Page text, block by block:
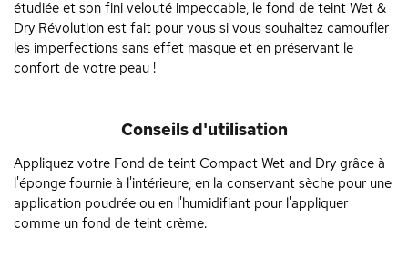
étudiée et son fini velouté impeccable, le fond de teint Wet &
Dry Révolution est fait pour vous si vous souhaitez camoufler
les imperfections sans effet masque et en préservant le
confort de votre peau !
Conseils d'utilisation
Appliquez votre Fond de teint Compact Wet and Dry grâce à
l'éponge fournie à l'intérieure, en la conservant sèche pour une
application poudrée ou en l'humidifiant pour l'appliquer
comme un fond de teint crème.